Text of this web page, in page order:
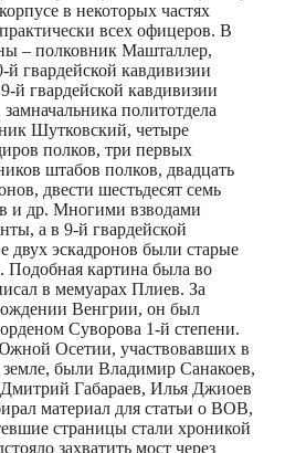
в некоторых частях
всех офицеров. В
– полковник Машталлер,
й гвардейской кавдивизии
й гвардейской кавдивизии
политотдела
Шутковский, четыре
полков, три первых
штабов полков, двадцать
двести шестьдесят семь
и др. Многими взводами
а в 9-й гвардейской
двух эскадронов были старые
картина была во
в мемуарах Плиев. За
Венгрии, он был
Суворова 1-й степени.
Осетии, участвовавших в
земле, были Владимир Санакоев,
Габараев, Илья Джиоев
материал для статьи о ВОВ,
страницы стали хроникой
захватить мост через